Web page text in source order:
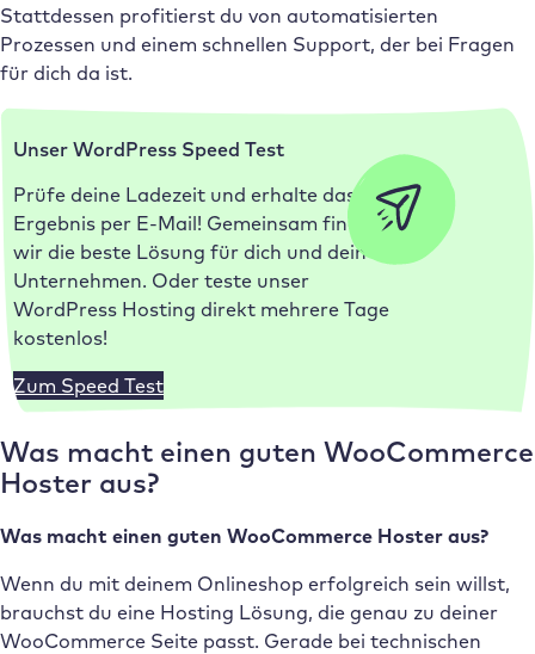
Stattdessen profitierst du von automatisierten
Prozessen und einem schnellen Support, der bei Fragen
für dich da ist.
Unser WordPress Speed Test
Prüfe deine Ladezeit und erhalte das
Ergebnis per E-Mail! Gemeinsam finden
wir die beste Lösung für dich und dein
Unternehmen. Oder teste unser
WordPress Hosting direkt mehrere Tage
kostenlos!
Zum Speed Test
Was macht einen guten WooCommerce
Hoster aus?
Was macht einen guten WooCommerce Hoster aus?
Wenn du mit deinem Onlineshop erfolgreich sein willst,
brauchst du eine Hosting Lösung, die genau zu deiner
WooCommerce Seite passt. Gerade bei technischen